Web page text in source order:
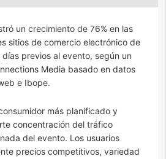
un crecimiento de 76% en las
sitios de comercio electrónico de
previos al evento, según un
Media basado en datos
e Ibope.
más planificado y
concentración del tráfico
del evento. Los usuarios
precios competitivos, variedad